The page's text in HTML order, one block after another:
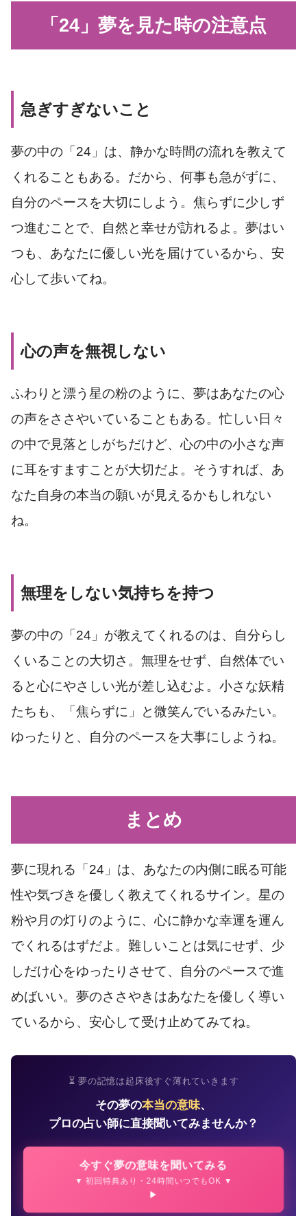
「24」夢を見た時の注意点
急ぎすぎないこと
夢の中の「24」は、静かな時間の流れを教えて
くれることもある。だから、何事も急がずに、
自分のペースを大切にしよう。焦らずに少しず
つ進むことで、自然と幸せが訪れるよ。夢はい
つも、あなたに優しい光を届けているから、安
心して歩いてね。
心の声を無視しない
ふわりと漂う星の粉のように、夢はあなたの心
の声をささやいていることもある。忙しい日々
の中で見落としがちだけど、心の中の小さな声
に耳をすますことが大切だよ。そうすれば、あ
なた自身の本当の願いが見えるかもしれない
ね。
無理をしない気持ちを持つ
夢の中の「24」が教えてくれるのは、自分らし
くいることの大切さ。無理をせず、自然体でい
ると心にやさしい光が差し込むよ。小さな妖精
たちも、「焦らずに」と微笑んでいるみたい。
ゆったりと、自分のペースを大事にしようね。
まとめ
夢に現れる「24」は、あなたの内側に眠る可能
性や気づきを優しく教えてくれるサイン。星の
粉や月の灯りのように、心に静かな幸運を運ん
でくれるはずだよ。難しいことは気にせず、少
しだけ心をゆったりさせて、自分のペースで進
めばいい。夢のささやきはあなたを優しく導い
ているから、安心して受け止めてみてね。
⏳ 夢の記憶は起床後すぐ薄れていきます
その夢の本当の意味、
プロの占い師に直接聞いてみませんか？
今すぐ夢の意味を聞いてみる
▼ 初回特典あり・24時間いつでもOK ▼